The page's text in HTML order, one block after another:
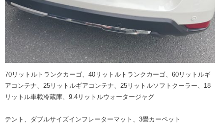
70リットルトランクカーゴ、40リットルトランクカーゴ、60リットルギ
アコンテナ、25リットルギアコンテナ、25リットルソフトクーラー、18
リットル車載冷蔵庫、9.4リットルウォータージャグ
テント、ダブルサイズインフレーターマット、3畳カーペット